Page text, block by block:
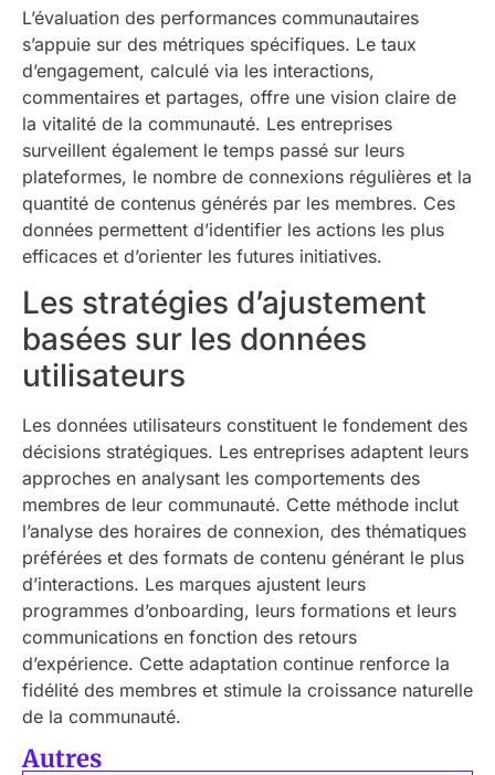
L’évaluation des performances communautaires
s’appuie sur des métriques spécifiques. Le taux
d’engagement, calculé via les interactions,
commentaires et partages, offre une vision claire de
la vitalité de la communauté. Les entreprises
surveillent également le temps passé sur leurs
plateformes, le nombre de connexions régulières et la
quantité de contenus générés par les membres. Ces
données permettent d’identifier les actions les plus
efficaces et d’orienter les futures initiatives.
Les stratégies d’ajustement
basées sur les données
utilisateurs
Les données utilisateurs constituent le fondement des
décisions stratégiques. Les entreprises adaptent leurs
approches en analysant les comportements des
membres de leur communauté. Cette méthode inclut
l’analyse des horaires de connexion, des thématiques
préférées et des formats de contenu générant le plus
d’interactions. Les marques ajustent leurs
programmes d’onboarding, leurs formations et leurs
communications en fonction des retours
d’expérience. Cette adaptation continue renforce la
fidélité des membres et stimule la croissance naturelle
de la communauté.
Autres